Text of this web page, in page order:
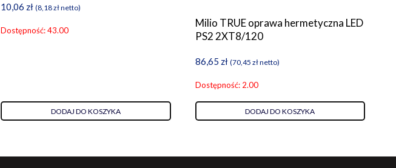
10,06 zł (8,18złnetto)
Dostępność: 43.00
DODAJ DO KOSZYKA
Milio TRUE oprawa hermetyczna LED
PS2 2XT8/120
86,65 zł (70,45 złnetto)
Dostępność: 2.00
DODAJ DO KOSZYKA